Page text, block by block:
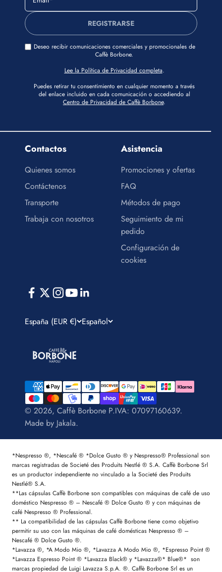
REGISTRARSE
Deseo recibir comunicaciones comerciales y promocionales de
Caffè Borbone.
Lee la Política de Privacidad completa.
Puedes retirar tu consentimiento en cualquier momento a través
del enlace incluido en cada comunicación o accediendo al
Centro de Privacidad de Caffè Borbone.
Contactos
Quienes somos
Contáctenos
Transporte
Trabaja con nosotros
Asistencia
Promociones y ofertas
FAQ
Métodos de pago
Seguimiento de mi
pedido
Configuración de
cookies
España (EUR €) Español
© 2026, Caffè Borbone P.IVA: 07097160639.
Made by Jakala.
*Nespresso ®, *Nescafé ® *Dolce Gusto ® y Nespresso® Professional son
marcas registradas de Societé des Produits Nestlé ® S.A. Caffè Borbone Srl
es un productor independiente no vinculado a la Societé des Produits
Nestlé® S.A.
**Las cápsulas Caffè Borbone son compatibles con máquinas de café de uso
doméstico Nespresso ® – Nescafé ® Dolce Gusto ® y con máquinas de
café Nespresso ® Professional.
** La compatibilidad de las cápsulas Caffè Borbone tiene como objetivo
permitir su uso con las máquinas de café domésticas Nespresso ® –
Nescafé ® Dolce Gusto ®.
*Lavazza ®, *A Modo Mio ®, *Lavazza A Modo Mio ®, *Espresso Point ®
*Lavazza Espresso Point ® *Lavazza Black® y *Lavazza®* Blue®* son
marcas propiedad de Luigi Lavazza S.p.A. ®. Caffè Borbone Srl es un